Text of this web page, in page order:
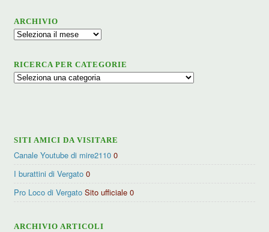
ARCHIVIO
Archivio
RICERCA PER CATEGORIE
Ricerca
SITI AMICI DA VISITARE
Canale Youtube di mire2110 0
I burattini di Vergato 0
Pro Loco di Vergato Sito ufficiale 0
ARCHIVIO ARTICOLI